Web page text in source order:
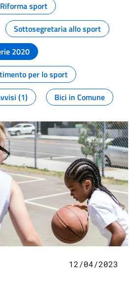
Riforma sport
Sottosegretaria allo sport
2020
per lo sport
(1) Bici in Comune
12/04/2023